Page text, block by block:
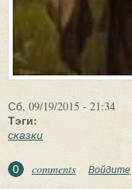
Сб, 09/19/2015 - 21:34
Тэги:
сказки
0 comments Войдите